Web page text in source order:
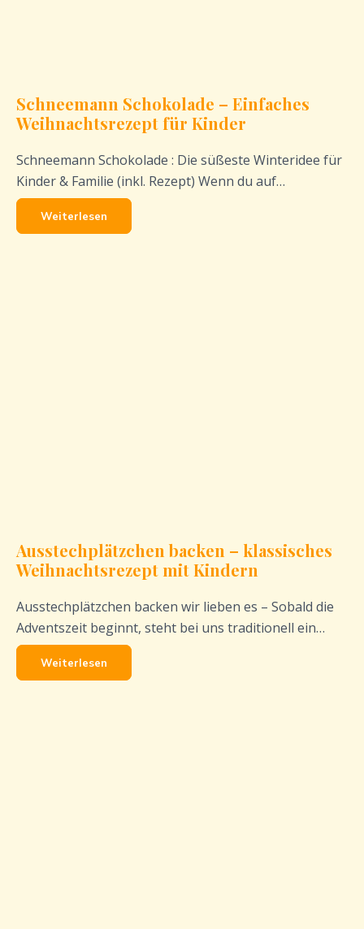
Schneemann Schokolade – Einfaches
Weihnachtsrezept für Kinder
Schneemann Schokolade : Die süßeste Winteridee für
Kinder & Familie (inkl. Rezept) Wenn du auf…
Weiterlesen
Ausstechplätzchen backen – klassisches
Weihnachtsrezept mit Kindern
Ausstechplätzchen backen wir lieben es – Sobald die
Adventszeit beginnt, steht bei uns traditionell ein…
Weiterlesen